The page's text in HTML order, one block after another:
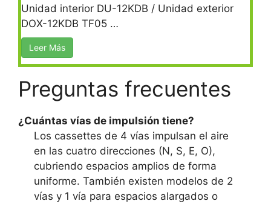
Unidad interior DU-12KDB / Unidad exterior
DOX-12KDB TF05 …
Leer Más
Preguntas frecuentes
¿Cuántas vías de impulsión tiene?
Los cassettes de 4 vías impulsan el aire
en las cuatro direcciones (N, S, E, O),
cubriendo espacios amplios de forma
uniforme. También existen modelos de 2
vías y 1 vía para espacios alargados o